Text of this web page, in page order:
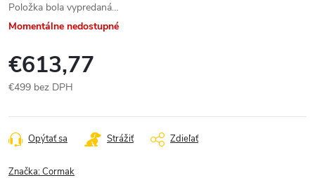
Položka bola vypredaná…
Momentálne nedostupné
€613,77
€499 bez DPH
cena:
Opýtať sa Strážiť Zdieľať
Značka:Cormak